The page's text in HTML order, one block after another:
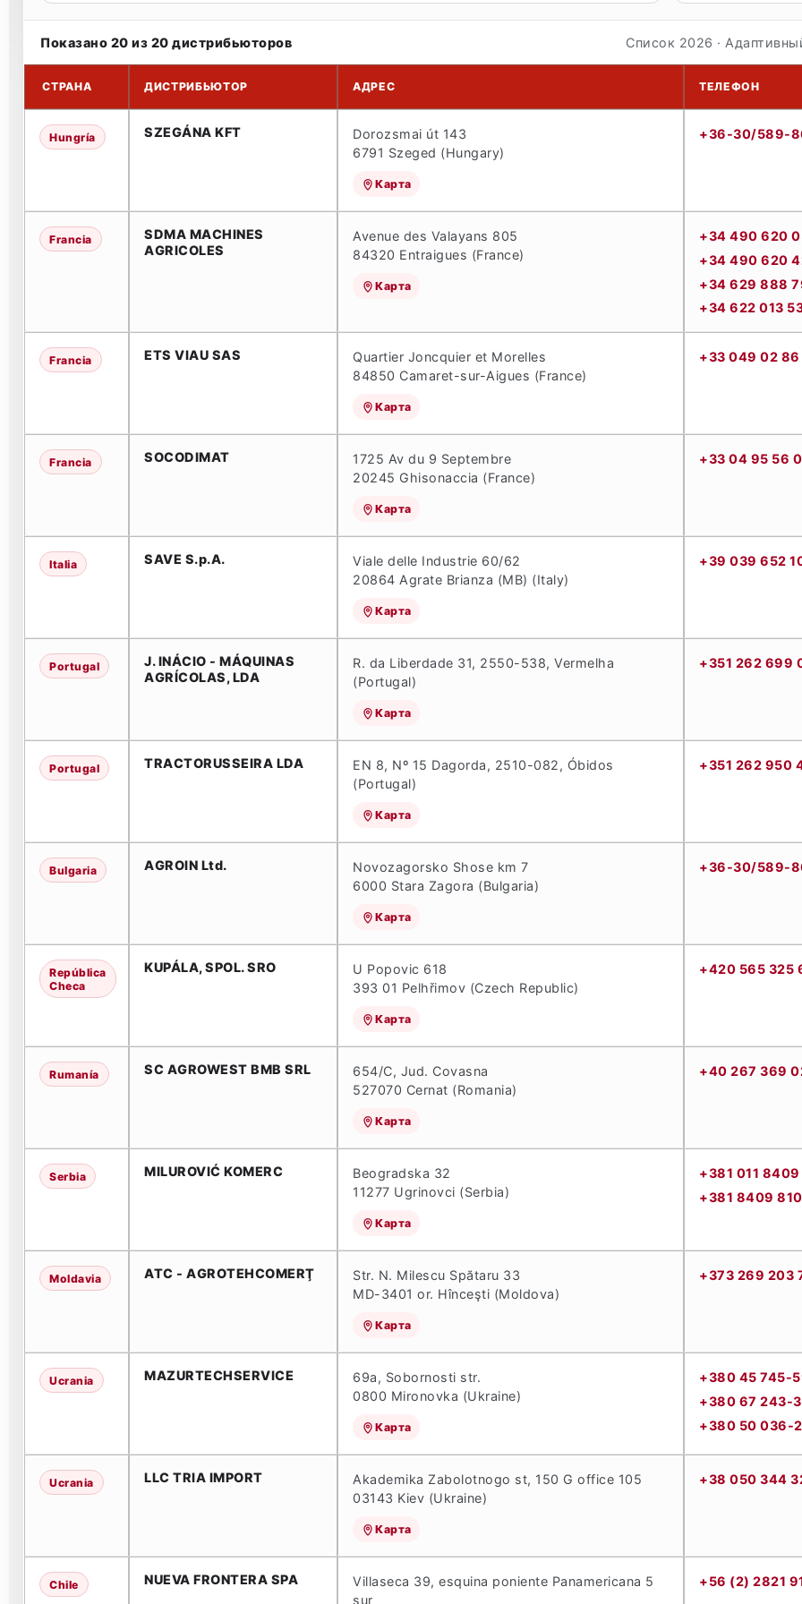
Показано 20 из 20 дистрибьюторов Список 2026 ·
СТРАНА ДИСТРИБЬЮТОР АДРЕС ТЕЛЕФОН
Hungría SZEGÁNA KFT
Dorozsmai út 143
6791 Szeged (Hungary)
Карта
+36-30/589-
Francia
SDMA MACHINES
AGRICOLES
Avenue des Valayans 805
84320 Entraigues (France)
Карта
+34 490 620
+34 490 620
+34 629 888
+34 622 013
Francia ETS VIAU SAS
Quartier Joncquier et Morelles
84850 Camaret-sur-Aigues (France)
Карта
+33 049 02
Francia SOCODIMAT
1725 Av du 9 Septembre
20245 Ghisonaccia (France)
Карта
+33 04 95 56
Italia SAVE S.p.A.
Viale delle Industrie 60/62
20864 Agrate Brianza (MB) (Italy)
Карта
+39 039 652
Portugal
J. INÁCIO - MÁQUINAS
AGRÍCOLAS, LDA
R. da Liberdade 31, 2550-538, Vermelha
(Portugal)
Карта
+351 262 699
Portugal TRACTORUSSEIRA LDA
EN 8, Nº 15 Dagorda, 2510-082, Óbidos
(Portugal)
Карта
+351 262 950
Bulgaria AGROIN Ltd.
Novozagorsko Shose km 7
6000 Stara Zagora (Bulgaria)
Карта
+36-30/589-
República
Checa
KUPÁLA, SPOL. SRO
U Popovic 618
393 01 Pelhřimov (Czech Republic)
Карта
+420 565 325
Rumanía SC AGROWEST BMB SRL
654/C, Jud. Covasna
527070 Cernat (Romania)
Карта
+40 267 369
Serbia MILUROVIĆ KOMERC
Beogradska 32
11277 Ugrinovci (Serbia)
Карта
+381 011
+381 8409 810
Moldavia ATC - AGROTEHCOMERŢ
Str. N. Milescu Spătaru 33
MD-3401 or. Hînceşti (Moldova)
Карта
+373 269 203
Ucrania MAZURTECHSERVICE
69a, Sobornosti str.
0800 Mironovka (Ukraine)
Карта
+380 45 745-
+380 67 243-
+380 50 036-
Ucrania LLC TRIA IMPORT
Akademika Zabolotnogo st, 150 G office 105
03143 Kiev (Ukraine)
Карта
+38 050 344
Chile NUEVA FRONTERA SPA
Villaseca 39, esquina poniente Panamericana 5
sur
+56 (2) 2821